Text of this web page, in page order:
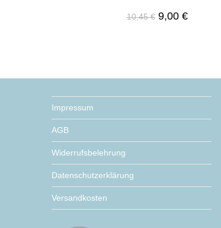
10,45€ Ursprünglicher
Preis
9,00 €Aktueller
Preis
Impressum
AGB
Widerrufsbelehrung
Datenschutzerklärung
Versandkosten